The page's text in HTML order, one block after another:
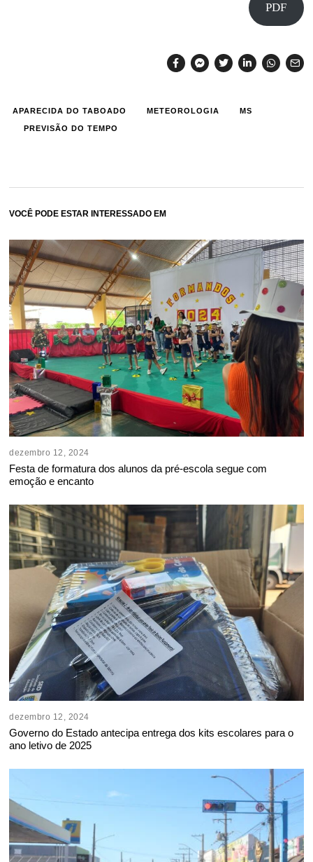
PDF
APARECIDA DO TABOADO METEOROLOGIA MS
PREVISÃO DO TEMPO
VOCÊ PODE ESTAR INTERESSADO EM
dezembro 12, 2024
Festa de formatura dos alunos da pré-escola segue com
emoção e encanto
dezembro 12, 2024
Governo do Estado antecipa entrega dos kits escolares para o
ano letivo de 2025